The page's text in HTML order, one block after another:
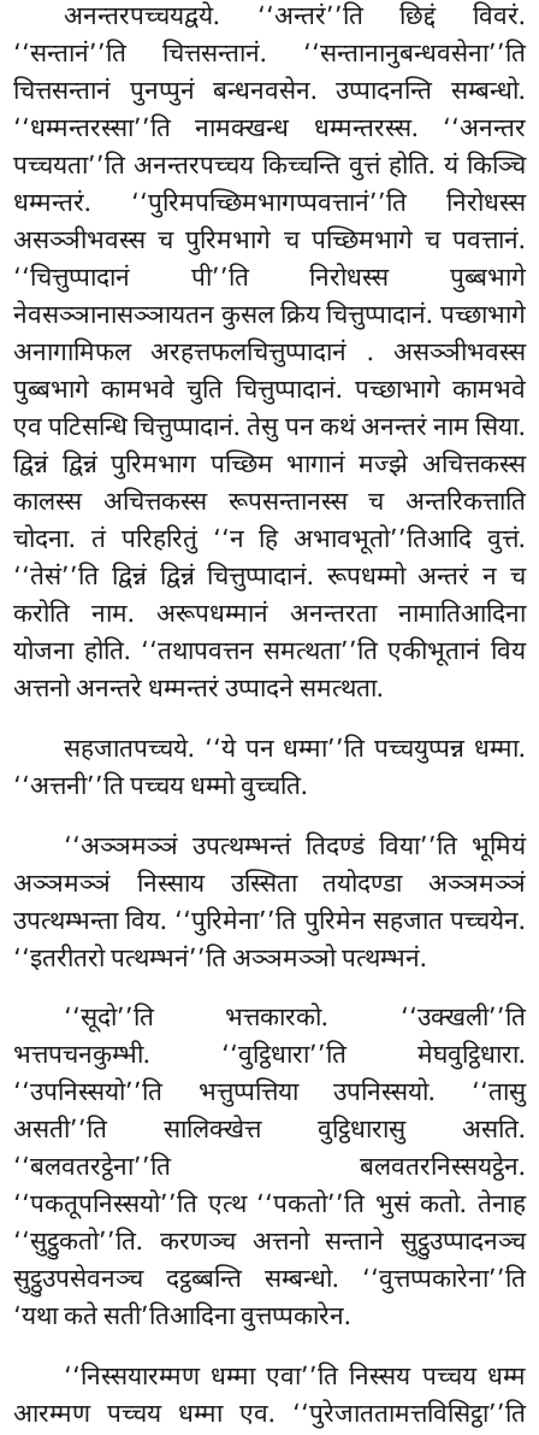
अनन्तरपच्चयद्वये. ‘‘अन्तरं’’ति छिद्दं विवरं.
‘‘सन्तानं’’ति चित्तसन्तानं. ‘‘सन्तानानुबन्धवसेना’’ति
चित्तसन्तानं पुनप्पुनं बन्धनवसेन. उप्पादनन्ति सम्बन्धो.
‘‘धम्मन्तरस्सा’’ति नामक्खन्ध धम्मन्तरस्स. ‘‘अनन्तर
पच्चयता’’ति अनन्तरपच्चय किच्चन्ति वुत्तं होति. यं किञ्चि
धम्मन्तरं. ‘‘पुरिमपच्छिमभागप्पवत्तानं’’ति निरोधस्स
असञ्ञीभवस्स च पुरिमभागे च पच्छिमभागे च पवत्तानं.
‘‘चित्तुप्पादानं पी’’ति निरोधस्स पुब्बभागे
नेवसञ्ञानासञ्ञायतन कुसल क्रिय चित्तुप्पादानं. पच्छाभागे
अनागामिफल अरहत्तफलचित्तुप्पादानं . असञ्ञीभवस्स
पुब्बभागे कामभवे चुति चित्तुप्पादानं. पच्छाभागे कामभवे
एव पटिसन्धि चित्तुप्पादानं. तेसु पन कथं अनन्तरं नाम सिया.
द्विन्नं द्विन्नं पुरिमभाग पच्छिम भागानं मज्झे अचित्तकस्स
कालस्स अचित्तकस्स रूपसन्तानस्स च अन्तरिकत्ताति
चोदना. तं परिहरितुं ‘‘न हि अभावभूतो’’तिआदि वुत्तं.
‘‘तेसं’’ति द्विन्नं द्विन्नं चित्तुप्पादानं. रूपधम्मो अन्तरं न च
करोति नाम. अरूपधम्मानं अनन्तरता नामातिआदिना
योजना होति. ‘‘तथापवत्तन समत्थता’’ति एकीभूतानं विय
अत्तनो अनन्तरे धम्मन्तरं उप्पादने समत्थता.
सहजातपच्चये. ‘‘ये पन धम्मा’’ति पच्चयुप्पन्न धम्मा.
‘‘अत्तनी’’ति पच्चय धम्मो वुच्चति.
‘‘अञ्ञमञ्ञं उपत्थम्भन्तं तिदण्डं विया’’ति भूमियं
अञ्ञमञ्ञं निस्साय उस्सिता तयोदण्डा अञ्ञमञ्ञं
उपत्थम्भन्ता विय. ‘‘पुरिमेना’’ति पुरिमेन सहजात पच्चयेन.
‘‘इतरीतरो पत्थम्भनं’’ति अञ्ञमञ्ञो पत्थम्भनं.
‘‘सूदो’’ति भत्तकारको. ‘‘उक्खली’’ति
भत्तपचनकुम्भी. ‘‘वुट्ठिधारा’’ति मेघवुट्ठिधारा.
‘‘उपनिस्सयो’’ति भत्तुप्पत्तिया उपनिस्सयो. ‘‘तासु
असती’’ति सालिक्खेत्त वुट्ठिधारासु असति.
‘‘बलवतरट्ठेना’’ति बलवतरनिस्सयट्ठेन.
‘‘पकतूपनिस्सयो’’ति एत्थ ‘‘पकतो’’ति भुसं कतो. तेनाह
‘‘सुट्ठुकतो’’ति. करणञ्च अत्तनो सन्ताने सुट्ठुउप्पादनञ्च
सुट्ठुउपसेवनञ्च दट्ठब्बन्ति सम्बन्धो. ‘‘वुत्तप्पकारेना’’ति
‘यथा कते सती’तिआदिना वुत्तप्पकारेन.
‘‘निस्सयारम्मण धम्मा एवा’’ति निस्सय पच्चय धम्म
आरम्मण पच्चय धम्मा एव. ‘‘पुरेजाततामत्तविसिट्ठा’’ति